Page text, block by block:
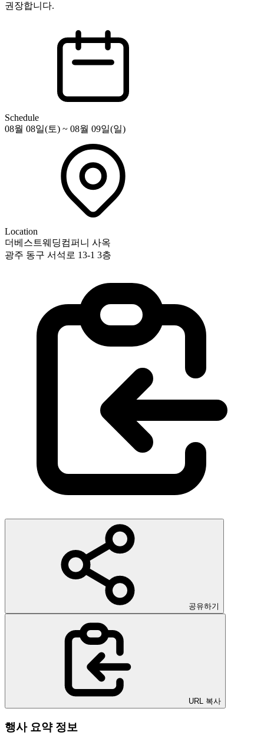
권장합니다.
Schedule
08월 08일(토) ~ 08월 09일(일)
Location
더베스트웨딩컴퍼니 사옥
광주 동구 서석로 13-1 3층
공유하기
URL 복사
행사 요약 정보